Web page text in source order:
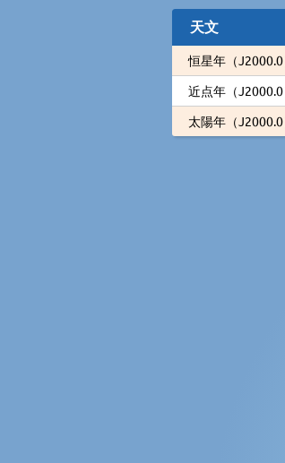
天文
恒星年（J2000.0
近点年（J2000.0
太陽年（J2000.0